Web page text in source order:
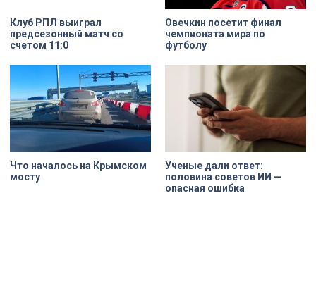
Клуб РПЛ выиграл
предсезонный матч со
счетом 11:0
Овечкин посетит финал
чемпионата мира по
футболу
Что началось на Крымском
мосту
Ученые дали ответ:
половина советов ИИ —
опасная ошибка